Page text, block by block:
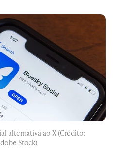
alternativa ao X (Crédito:
Stock)